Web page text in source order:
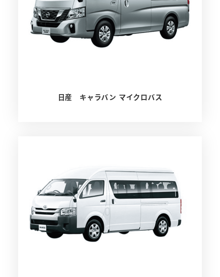
日産 キャラバン マイクロバス